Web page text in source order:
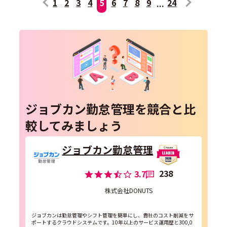
1 2 3 4 5 6 7 8 9 24
ジョブカン勤怠管理を競合と比
較してみましょう
ジョブカン勤怠管理
3.7 238
株式会社DONUTS
ジョブカンは勤怠管理やシフト管理を簡単にし、貴社のコスト削減をサ
ポートするクラウドシステムです。10年以上のサービス運用歴と300,0